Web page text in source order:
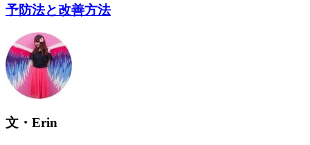
予防法と改善方法
文・Erin